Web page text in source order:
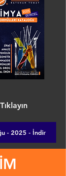
- 2025 - İndir